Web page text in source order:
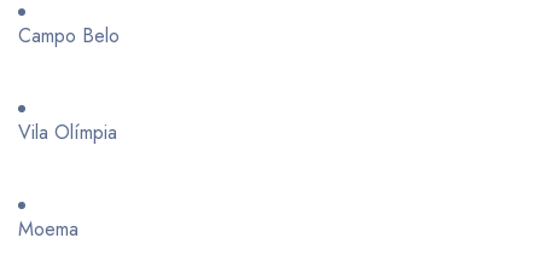
Campo Belo
Vila Olímpia
Moema